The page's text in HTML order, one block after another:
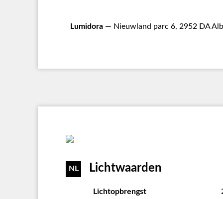
Lumidora — Nieuwland parc 6, 2952 DA
NL Lichtwaarden
Lichtopbrengst